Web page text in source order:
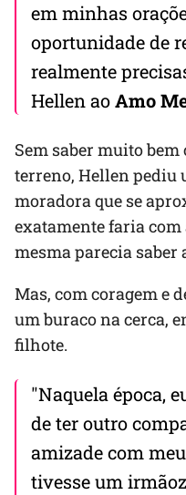
em minhas
oportunidade de
realmente
Hellen aoAmo
Sem saber muito
terreno, Hellen pediu
moradora que se
exatamente faria
mesma parecia saber
Mas, com coragem e
um buraco na cerca,
filhote.
"Naquela época,
de ter outro
amizade com
tivesse um